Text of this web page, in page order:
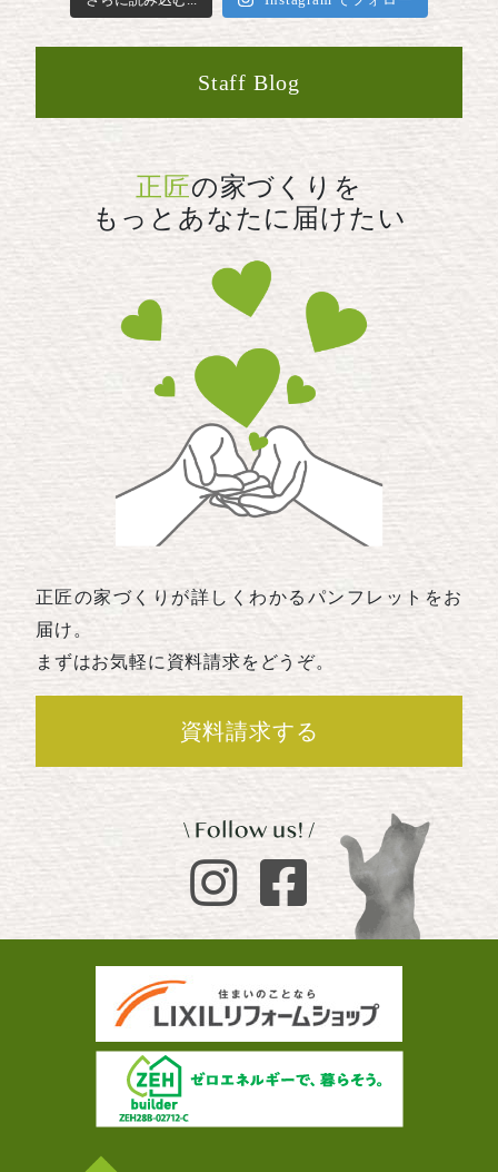
Staff Blog
正匠の家づくりを
もっとあなたに届けたい
正匠の家づくりが詳しくわかるパンフレットをお
届け。
まずはお気軽に資料請求をどうぞ。
資料請求する